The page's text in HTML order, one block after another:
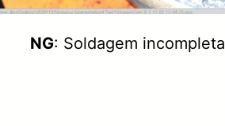
NG: Soldagem incompleta